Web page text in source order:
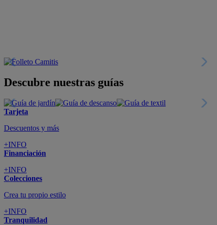
Descubre nuestras guías
Tarjeta
Descuentos y más
+INFO
Financiación
+INFO
Colecciones
Crea tu propio estilo
+INFO
Tranquilidad